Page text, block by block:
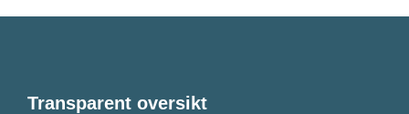
Transparent oversikt